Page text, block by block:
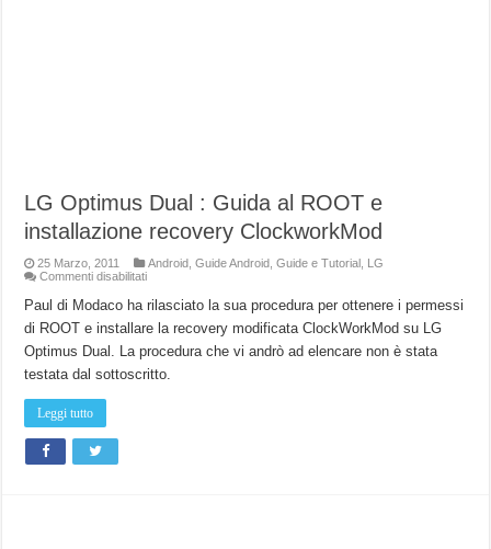
LG Optimus Dual : Guida al ROOT e
installazione recovery ClockworkMod
25 Marzo, 2011 Android ,Guide Android ,Guide e Tutorial LG
Commenti disabilitatisu
Optimus
Dual
:
al
ROOT
e
Paul di Modaco ha rilasciato la sua procedura per ottenere i permessi
di ROOT e installare la recovery modificata ClockWorkMod su LG
Optimus Dual. La procedura che vi andrò ad elencare non è stata
testata dal sottoscritto.
Leggi tutto